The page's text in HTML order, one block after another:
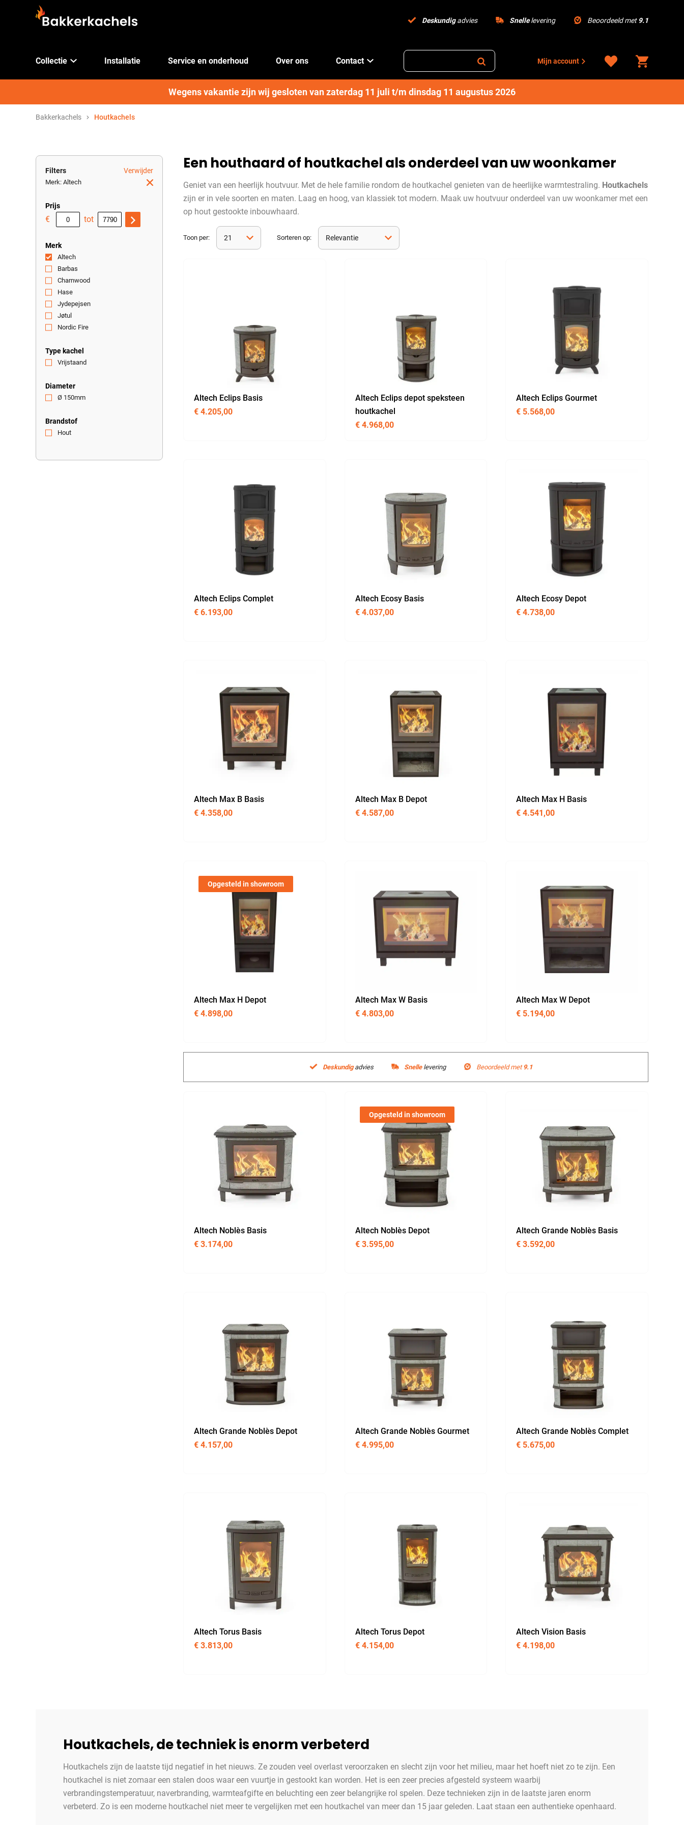
Deskundigadvies Snellelevering Beoordeeld met 9.1
Collectie Installatie Service en onderhoud Over ons Contact Mijn account
Wegens vakantie zijn wij gesloten van zaterdag 11 juli t/m dinsdag 11 augustus 2026
Bakkerkachels Houtkachels
Filters Verwijder
Merk: Altech
Prijs
€ tot
Merk
Altech
Barbas
Charnwood
Hase
Jydepejsen
Jøtul
Nordic Fire
Type kachel
Vrijstaand
Diameter
Ø 150mm
Brandstof
Hout
Een houthaard of houtkachel als onderdeel van uw woonkamer
Geniet van een heerlijk houtvuur. Met de hele familie rondom de houtkachel genieten van de heerlijke warmtestraling. Houtkachels
zijn er in vele soorten en maten. Laag en hoog, van klassiek tot modern. Maak uw houtvuur onderdeel van uw woonkamer met een
op hout gestookte inbouwhaard.
Toon per: Sorteren op:
Altech Eclips Basis
€ 4.205,00
Altech Eclips depot speksteen
houtkachel
€4.968,00
Altech Eclips Gourmet
€ 5.568,00
Altech Eclips Complet
€ 6.193,00
Altech Ecosy Basis
€4.037,00
Altech Ecosy Depot
€ 4.738,00
Altech Max B Basis
€ 4.358,00
Altech Max B Depot
€4.587,00
Altech Max H Basis
€ 4.541,00
Opgesteld in showroom
Altech Max H Depot
€ 4.898,00
Altech Max W Basis
€4.803,00
Altech Max W Depot
€ 5.194,00
Deskundigadvies Snellelevering Beoordeeld met 9.1
Altech Noblès Basis
€ 3.174,00
Opgesteld in showroom
Altech Noblès Depot
€3.595,00
Altech Grande Noblès Basis
€ 3.592,00
Altech Grande Noblès Depot
€ 4.157,00
Altech Grande Noblès Gourmet
€4.995,00
Altech Grande Noblès Complet
€ 5.675,00
Altech Torus Basis
€ 3.813,00
Altech Torus Depot
€4.154,00
Altech Vision Basis
€ 4.198,00
Houtkachels, de techniek is enorm verbeterd
Houtkachels zijn de laatste tijd negatief in het nieuws. Ze zouden veel overlast veroorzaken en slecht zijn voor het milieu, maar het hoeft niet zo te zijn. Een
houtkachel is niet zomaar een stalen doos waar een vuurtje in gestookt kan worden. Het is een zeer precies afgesteld systeem waarbij
verbrandingstemperatuur, naverbranding, warmteafgifte en beluchting een zeer belangrijke rol spelen. Deze technieken zijn in de laatste jaren enorm
verbeterd. Zo is een moderne houtkachel niet meer te vergelijken met een houtkachel van meer dan 15 jaar geleden. Laat staan een authentieke openhaard.